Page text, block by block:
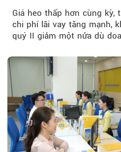
Giá heo thấp hơn cùng kỳ,
chi phí lãi vay tăng mạnh,
quý II giảm một nửa dù